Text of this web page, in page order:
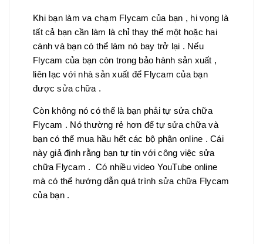
Khi bạn làm va chạm Flycam của bạn , hi vọng là
tất cả bạn cần làm là chỉ thay thế một hoặc hai
cánh và bạn có thể làm nó bay trở lại . Nếu
Flycam của bạn còn trong bảo hành sản xuất ,
liên lạc với nhà sản xuất để Flycam của bạn
được sửa chữa .
Còn không nó có thể là bạn phải tự sửa chữa
Flycam . Nó thường rẻ hơn để tự sửa chữa và
bạn có thể mua hầu hết các bộ phận online . Cái
này giả định rằng bạn tự tin với công việc sửa
chữa Flycam . Có nhiều video YouTube online
mà có thể hướng dẫn quá trình sửa chữa Flycam
của bạn .